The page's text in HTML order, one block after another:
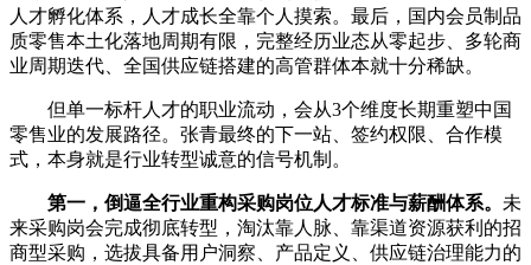
人才孵化体系，人才成长全靠个人摸索。最后，国内会员制品
质零售本土化落地周期有限，完整经历业态从零起步、多轮商
业周期迭代、全国供应链搭建的高管群体本就十分稀缺。
但单一标杆人才的职业流动，会从3个维度长期重塑中国
零售业的发展路径。张青最终的下一站、签约权限、合作模
式，本身就是行业转型诚意的信号机制。
第一，倒逼全行业重构采购岗位人才标准与薪酬体系。 未
来采购岗会完成彻底转型，淘汰靠人脉、靠渠道资源获利的招
商型采购，选拔具备用户洞察、产品定义、供应链治理能力的